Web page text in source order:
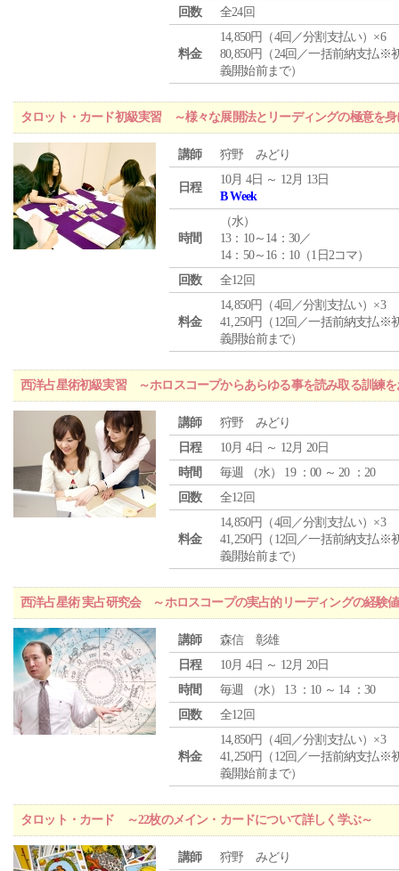
回数
全24回
料金
14,850円（4回／分割支払い）×6
80,850円（24回／一括前納支払※
義開始前まで）
タロット・カード初級実習 ～様々な展開法とリーディングの極意を身
講師 狩野 みどり
日程
10月 4日 ～ 12月 13日
B Week
時間
（水）
13：10～14：30／
14：50～16：10（1日2コマ）
回数
全12回
料金
14,850円（4回／分割支払い）×3
41,250円（12回／一括前納支払※
義開始前まで）
西洋占星術初級実習 ～ホロスコープからあらゆる事を読み取る訓練を
講師
狩野 みどり
日程
10月 4日 ～ 12月 20日
時間
毎週 （水） 19 ：00 ～ 20 ：20
回数
全12回
料金
14,850円（4回／分割支払い）×3
41,250円（12回／一括前納支払※
義開始前まで）
西洋占星術 実占研究会 ～ホロスコープの実占的リーディングの経験
講師
森信 彰雄
日程
10月 4日 ～ 12月 20日
時間
毎週 （水） 13 ：10 ～ 14 ：30
回数
全12回
料金
14,850円（4回／分割支払い）×3
41,250円（12回／一括前納支払※
義開始前まで）
タロット・カード ～22枚のメイン・カードについて詳しく学ぶ～
講師 狩野 みどり